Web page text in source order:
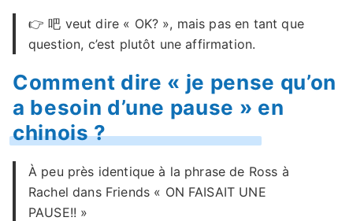
👉 吧 veut dire « OK? », mais pas en tant que
question, c’est plutôt une affirmation.
Comment dire « je pense qu’on
a besoin d’une pause » en
chinois ?
À peu près identique à la phrase de Ross à
Rachel dans Friends « ON FAISAIT UNE
PAUSE!! »